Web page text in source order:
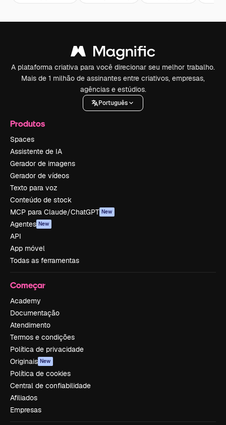
A plataforma criativa para você direcionar seu melhor trabalho.
Mais de 1 milhão de assinantes entre criativos, empresas,
agências e estúdios.
Português
Produtos
Spaces
Assistente de IA
Gerador de imagens
Gerador de vídeos
Texto para voz
Conteúdo de stock
MCP para Claude/ChatGPT New
Agentes New
API
App móvel
Todas as ferramentas
Começar
Academy
Documentação
Atendimento
Termos e condições
Política de privacidade
Originais New
Política de cookies
Central de confiabilidade
Afiliados
Empresas